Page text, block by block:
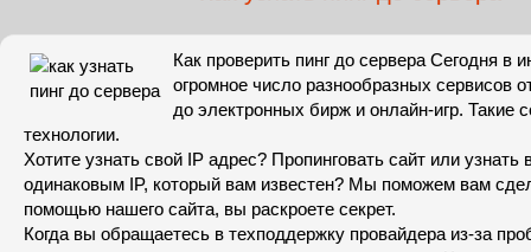
Как проверить пинг до сервера Сегодня в
огромное число разнообразных сервисов
до электронных бирж и онлайн-игр. Такие
технологии.
Хотите узнать свой IP адрес? Пропинговать сайт или узнать
одинаковым IP, который вам известен? Мы поможем вам
помощью нашего сайта, вы раскроете секрет.
Когда вы обращаетесь в техподдержку провайдера из-за